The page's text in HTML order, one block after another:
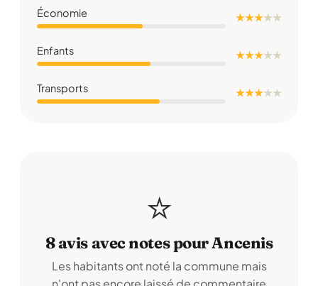
Économie ★ ★ ★★★
Enfants ★ ★ ★★★
Transports ★ ★ ★★★
⭐
8 avis avec notes pour Ancenis
Les habitants ont noté la commune mais